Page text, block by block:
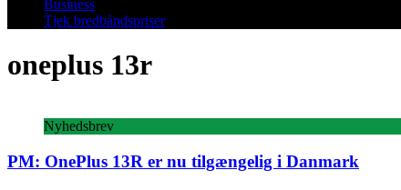
Business
Tjek bredbåndspriser
oneplus 13r
Nyhedsbrev
PM: OnePlus 13R er nu tilgængelig i Danmark